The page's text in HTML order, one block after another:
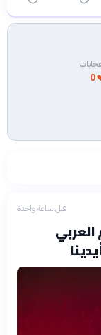
0
قبل ساعة واحدة
العربي